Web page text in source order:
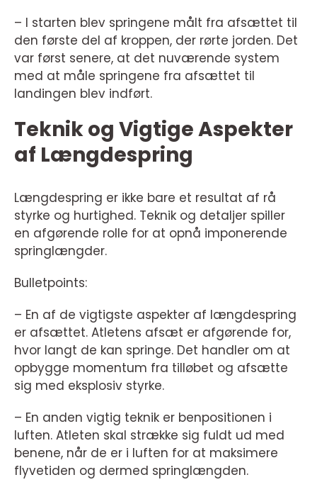
– I starten blev springene målt fra afsættet til
den første del af kroppen, der rørte jorden. Det
var først senere, at det nuværende system
med at måle springene fra afsættet til
landingen blev indført.
Teknik og Vigtige Aspekter
af Længdespring
Længdespring er ikke bare et resultat af rå
styrke og hurtighed. Teknik og detaljer spiller
en afgørende rolle for at opnå imponerende
springlængder.
Bulletpoints:
– En af de vigtigste aspekter af længdespring
er afsættet. Atletens afsæt er afgørende for,
hvor langt de kan springe. Det handler om at
opbygge momentum fra tilløbet og afsætte
sig med eksplosiv styrke.
– En anden vigtig teknik er benpositionen i
luften. Atleten skal strække sig fuldt ud med
benene, når de er i luften for at maksimere
flyvetiden og dermed springlængden.